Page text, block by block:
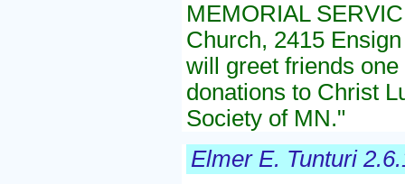
MEMORIAL
Church, 2415
will greet friends
donations to Christ
Society of MN."
Elmer E. Tunturi